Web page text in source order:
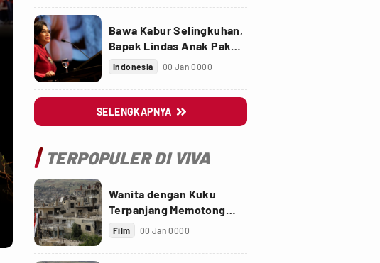
Bawa Kabur Selingkuhan,
Bapak Lindas Anak Pakai
Truk Sawit
Indonesia 00 Jan 0000
SELENGKAPNYA 
TERPOPULER DI VIVA
Wanita dengan Kuku
Terpanjang Memotong
Kukunya Sepanjang 733
cm
Film 00 Jan 0000